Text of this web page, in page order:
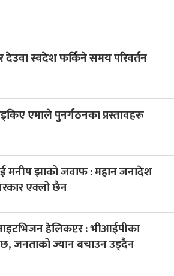
देउवा स्वदेश फर्किने समय परिवर्तन
एमाले पुनर्गठनका प्रस्तावहरू
मनीष झाको जवाफ : महान जनादेश
एक्लो छैन
हेलिकप्टर : भीआईपीका
जनताको ज्यान बचाउन उड्दैन